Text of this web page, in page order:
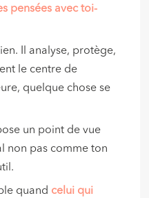
pensées avec toi-
Il analyse, protège,
le centre de
quelque chose se
un point de vue
non pas comme ton
quand celui qui